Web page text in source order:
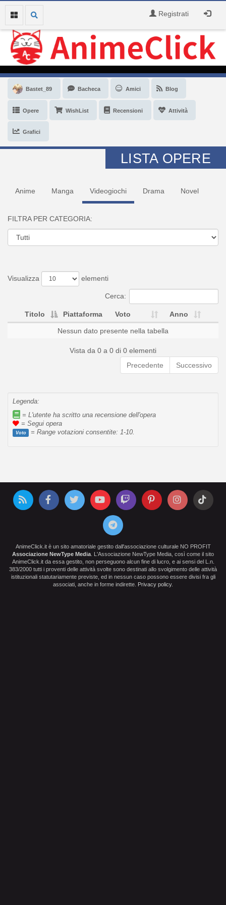
Registrati
Bastet_89 Bacheca Amici Blog
Opere WishList Recensioni Attività
Grafici
LISTA OPERE
Anime Manga Videogiochi Drama Novel
FILTRA PER CATEGORIA:
Visualizza elementi
Cerca:
Titolo Piattaforma Voto Anno
Nessun dato presente nella tabella
Vista da 0 a 0 di 0 elementi
Precedente
Successivo
Legenda:
= L'utente ha scritto una recensione dell'opera
= Segui opera
Voto = Range votazioni consentite: 1-10.
AnimeClick.it è un sito amatoriale gestito dall'associazione culturale NO PROFIT
Associazione NewType Media . L'Associazione NewType Media, così come il sito
AnimeClick.it da essa gestito, non perseguono alcun fine di lucro, e ai sensi del L.n.
383/2000 tutti i proventi delle attività svolte sono destinati allo svolgimento delle attività
istituzionali statutariamente previste, ed in nessun caso possono essere divisi fra gli
associati, anche in forme indirette. Privacy policy.